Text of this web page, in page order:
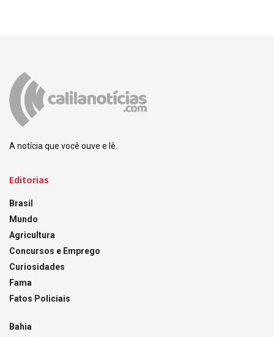
A notícia que você ouve e lê.
Editorias
Brasil
Mundo
Agricultura
Concursos e Emprego
Curiosidades
Fama
Fatos Policiais
Bahia